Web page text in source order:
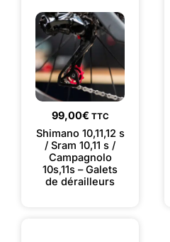
99,00€ TTC
Shimano 10,11,12 s
/ Sram 10,11 s /
Campagnolo
10s,11s – Galets
de dérailleurs